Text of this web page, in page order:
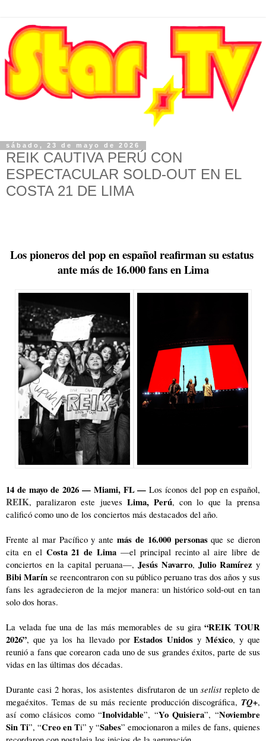
sábado, 23 de mayo de 2026
REIK CAUTIVA PERÚ CON
ESPECTACULAR SOLD-OUT EN EL
COSTA 21 DE LIMA
Los pioneros del pop en español reafirman su estatus
ante más de 16.000 fans en Lima
14 de mayo de 2026 — Miami, FL —
REIK, paralizaron este jueves Lima, Perú, con lo que la prensa
calificó como uno de los conciertos más destacados del año.
Frente al mar Pacífico y ante más de 16.000 personas que se dieron
cita en el Costa 21 de Lima —el principal recinto al aire libre de
conciertos en la capital peruana—, Jesús Navarro, Julio Ramírez
Bibi Marín se reencontraron con su público peruano tras dos años y sus
fans les agradecieron de la mejor manera: un histórico sold-out en tan
solo dos horas.
La velada fue una de las más memorables de su gira “REIK TOUR
2026”, que ya los ha llevado por Estados Unidos y México, y que
reunió a fans que corearon cada uno de sus grandes éxitos, parte de sus
vidas en las últimas dos décadas.
Durante casi 2 horas, los asistentes disfrutaron de un setlist repleto de
megaéxitos. Temas de su más reciente producción discográfica, TQ+,
así como clásicos como “Inolvidable”, “Yo Quisiera”, “Noviembre
Sin Ti”, “Creo en Ti” y “Sabes” emocionaron a miles de fans, quienes